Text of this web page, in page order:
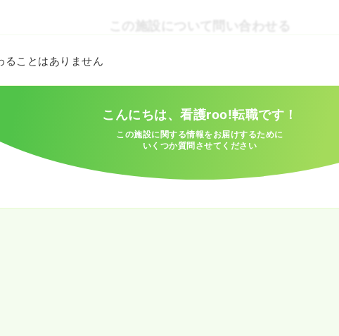
この施設について問い合わせる
ことはありません
こんにちは、看護roo!転職です！
この施設に関する情報をお届けするために
いくつか質問させてください